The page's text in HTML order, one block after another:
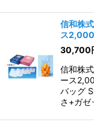
信和株
ス
30,700
信和株
ース
バッグ
さ+ガ